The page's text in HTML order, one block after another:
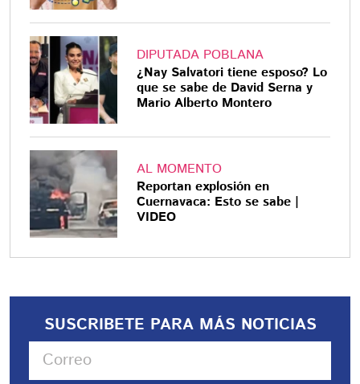
DIPUTADA POBLANA
¿Nay Salvatori tiene esposo? Lo
que se sabe de David Serna y
Mario Alberto Montero
AL MOMENTO
Reportan explosión en
Cuernavaca: Esto se sabe |
VIDEO
SUSCRIBETE PARA MÁS NOTICIAS